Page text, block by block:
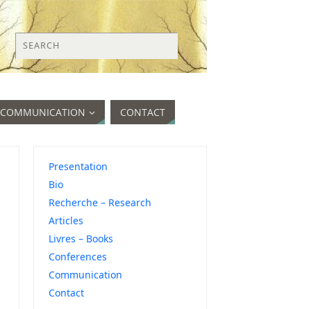
COMMUNICATION CONTACT
Presentation
Bio
Recherche – Research
Articles
Livres – Books
Conferences
Communication
Contact